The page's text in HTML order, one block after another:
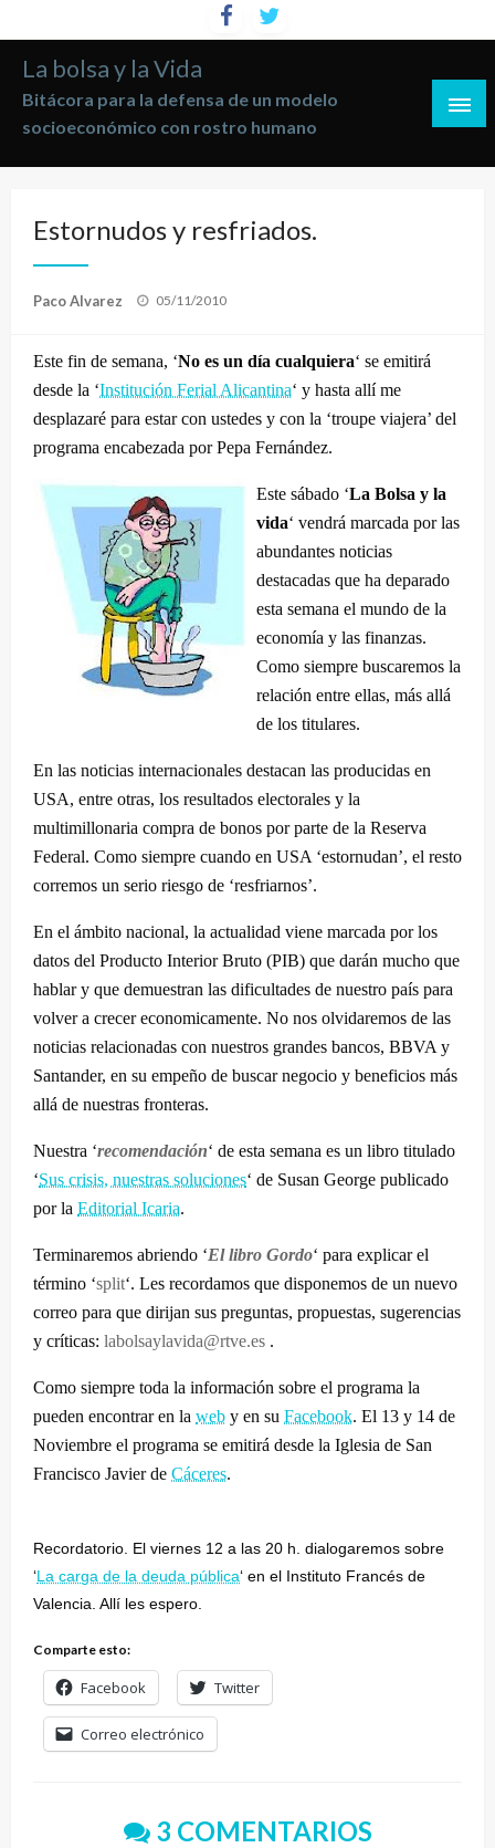
al
contenido
La bolsa y la Vida
Bitácora para la defensa de un modelo
socioeconómico con rostro humano
Estornudos y resfriados.
Paco Alvarez
Publicado
05/11/2010
Este fin de semana, ‘No es un día cualquiera‘ se emitirá
desde la ‘Institución Ferial Alicantina‘ y hasta allí me
desplazaré para estar con ustedes y con la ‘troupe viajera’ del
programa encabezada por Pepa Fernández.
Este sábado ‘La Bolsa y la
vida‘ vendrá marcada por las
abundantes noticias
destacadas que ha deparado
esta semana el mundo de la
economía y las finanzas.
Como siempre buscaremos la
relación entre ellas, más allá
de los titulares.
En las noticias internacionales destacan las producidas en
USA, entre otras, los resultados electorales y la
multimillonaria compra de bonos por parte de la Reserva
Federal. Como siempre cuando en USA ‘estornudan’, el resto
corremos un serio riesgo de ‘resfriarnos’.
En el ámbito nacional, la actualidad viene marcada por los
datos del Producto Interior Bruto (PIB) que darán mucho que
hablar y que demuestran las dificultades de nuestro país para
volver a crecer economicamente. No nos olvidaremos de las
noticias relacionadas con nuestros grandes bancos, BBVA y
Santander, en su empeño de buscar negocio y beneficios más
allá de nuestras fronteras.
Nuestra ‘recomendación‘ de esta semana es un libro titulado
‘Sus crisis, nuestras soluciones‘ de Susan George publicado
por la Editorial Icaria.
Terminaremos abriendo ‘El libro Gordo‘ para explicar el
término ‘split‘. Les recordamos que disponemos de un nuevo
correo para que dirijan sus preguntas, propuestas, sugerencias
y críticas: labolsaylavida@rtve.es .
Como siempre toda la información sobre el programa la
pueden encontrar en la web y en su Facebook. El 13 y 14 de
Noviembre el programa se emitirá desde la Iglesia de San
Francisco Javier de Cáceres.
Recordatorio. El viernes 12 a las 20 h. dialogaremos sobre
‘ La carga de la deuda pública‘ en el Instituto Francés de
Valencia. Allí les espero.
Comparte esto:
Facebook Twitter
Correo electrónico
3 COMENTARIOS